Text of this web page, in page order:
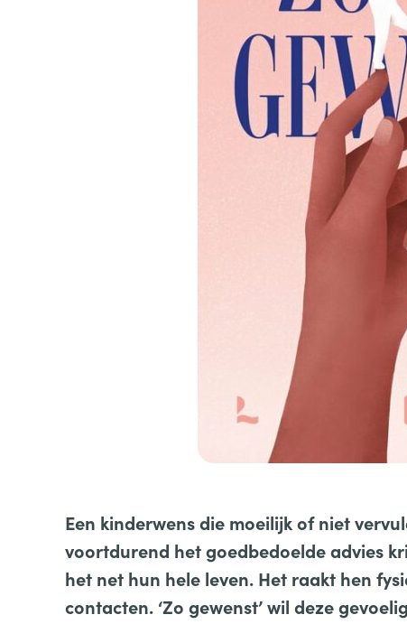
Een kinderwens die moeilijk of niet
voortdurend het goedbedoelde advies
het net hun hele leven. Het raakt hen
contacten. ‘Zo gewenst’ wil deze